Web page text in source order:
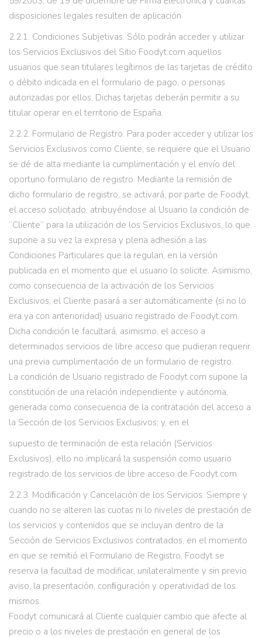
disposiciones legales resulten de aplicación.
2.2.1. Condiciones Subjetivas. Sólo podrán acceder y utilizar
los Servicios Exclusivos del Sitio Foodyt.com aquellos
usuarios que sean titulares legítimos de las tarjetas de crédito
o débito indicada en el formulario de pago, o personas
autorizadas por ellos. Dichas tarjetas deberán permitir a su
titular operar en el territorio de España.
2.2.2. Formulario de Registro. Para poder acceder y utilizar los
Servicios Exclusivos como Cliente, se requiere que el Usuario
se dé de alta mediante la cumplimentación y el envío del
oportuno formulario de registro. Mediante la remisión de
dicho formulario de registro, se activará, por parte de Foodyt,
el acceso solicitado, atribuyéndose al Usuario la condición de
“Cliente” para la utilización de los Servicios Exclusivos, lo que
supone a su vez la expresa y plena adhesión a las
Condiciones Particulares que la regulan, en la versión
publicada en el momento que el usuario lo solicite. Asimismo,
como consecuencia de la activación de los Servicios
Exclusivos, el Cliente pasará a ser automáticamente (si no lo
era ya con anterioridad) usuario registrado de Foodyt.com.
Dicha condición le facultará, asimismo, el acceso a
determinados servicios de libre acceso que pudieran requerir
una previa cumplimentación de un formulario de registro.
La condición de Usuario registrado de Foodyt.com supone la
constitución de una relación independiente y autónoma,
generada como consecuencia de la contratación del acceso a
la Sección de los Servicios Exclusivos; y, en el
supuesto de terminación de esta relación (Servicios
Exclusivos), ello no implicará la suspensión como usuario
registrado de los servicios de libre acceso de Foodyt.com.
2.2.3. Modiﬁcación y Cancelación de los Servicios. Siempre y
cuando no se alteren las cuotas ni lo niveles de prestación de
los servicios y contenidos que se incluyan dentro de la
Sección de Servicios Exclusivos contratados, en el momento
en que se remitió el Formulario de Registro, Foodyt se
reserva la facultad de modificar, unilateralmente y sin previo
aviso, la presentación, conﬁguración y operatividad de los
mismos.
Foodyt comunicará al Cliente cualquier cambio que afecte al
precio o a los niveles de prestación en general de los